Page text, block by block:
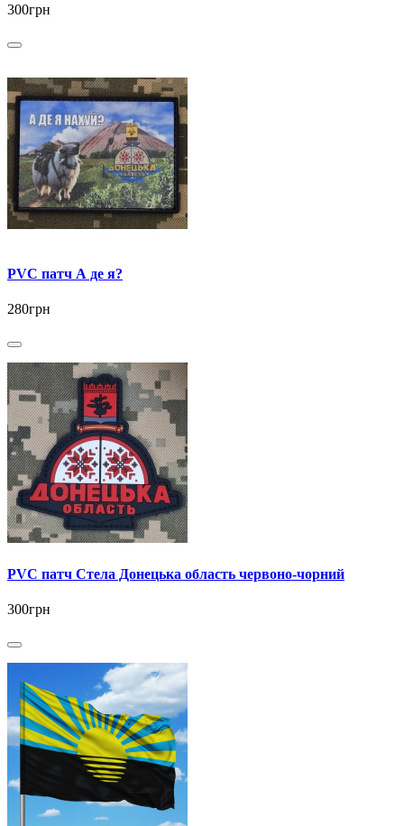
300грн
PVC патч А де я?
280грн
PVC патч Стела Донецька область червоно-чорний
300грн